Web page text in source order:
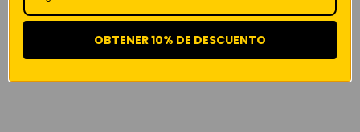
OBTENER 10% DE DESCUENTO